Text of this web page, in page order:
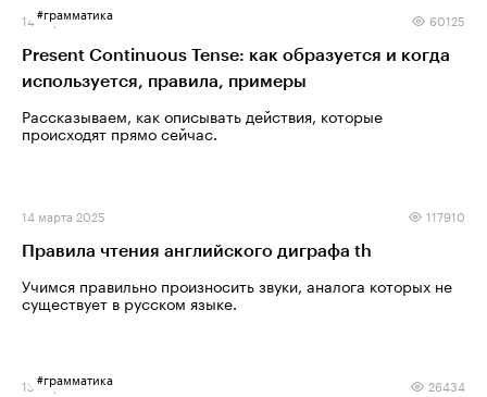
#грамматика
14 марта 2025 60125
Present Continuous Tense: как образуется и когда
используется, правила, примеры
Рассказываем, как описывать действия, которые
происходят прямо сейчас.
14 марта 2025 117910
Правила чтения английского диграфа th
Учимся правильно произносить звуки, аналога которых не
существует в русском языке.
#грамматика
13 марта 2025 26434